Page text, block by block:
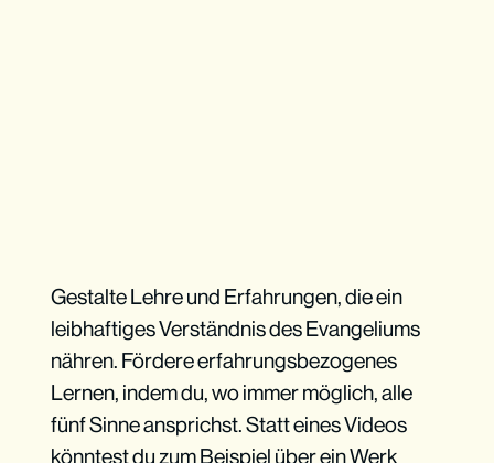
Gestalte Lehre und Erfahrungen, die ein
leibhaftiges Verständnis des Evangeliums
nähren. Fördere erfahrungsbezogenes
Lernen, indem du, wo immer möglich, alle
fünf Sinne ansprichst. Statt eines Videos
könntest du zum Beispiel über ein Werk